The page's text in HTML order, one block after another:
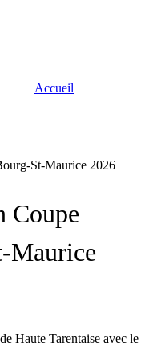
Accueil
St-Maurice 2026
Coupe
Maurice
Haute Tarentaise avec le